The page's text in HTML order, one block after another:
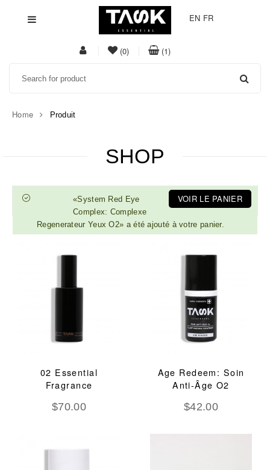
EN FR
(0)item(s)
(1)item(s)
Home Produit
SHOP
VOIR LE PANIER
«System Red Eye
Complex: Complexe
Regenerateur Yeux O2» a été ajouté à votre panier.
02 Essential
Fragrance
$70.00
Age Redeem: Soin
Anti-Âge O2
$42.00